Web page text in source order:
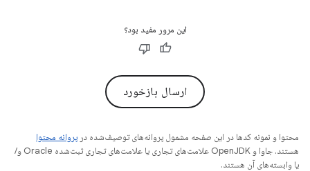
این مرور مفید بود؟
ارسال بازخورد
محتوا و نمونه کدها در این صفحه مشمول پروانه‌های توصیف‌شده در پروانه محتوا
هستند. جاوا و OpenJDK علامت‌های تجاری یا علامت‌های تجاری ثبت‌شده Oracle و/
یا وابسته‌های آن هستند.